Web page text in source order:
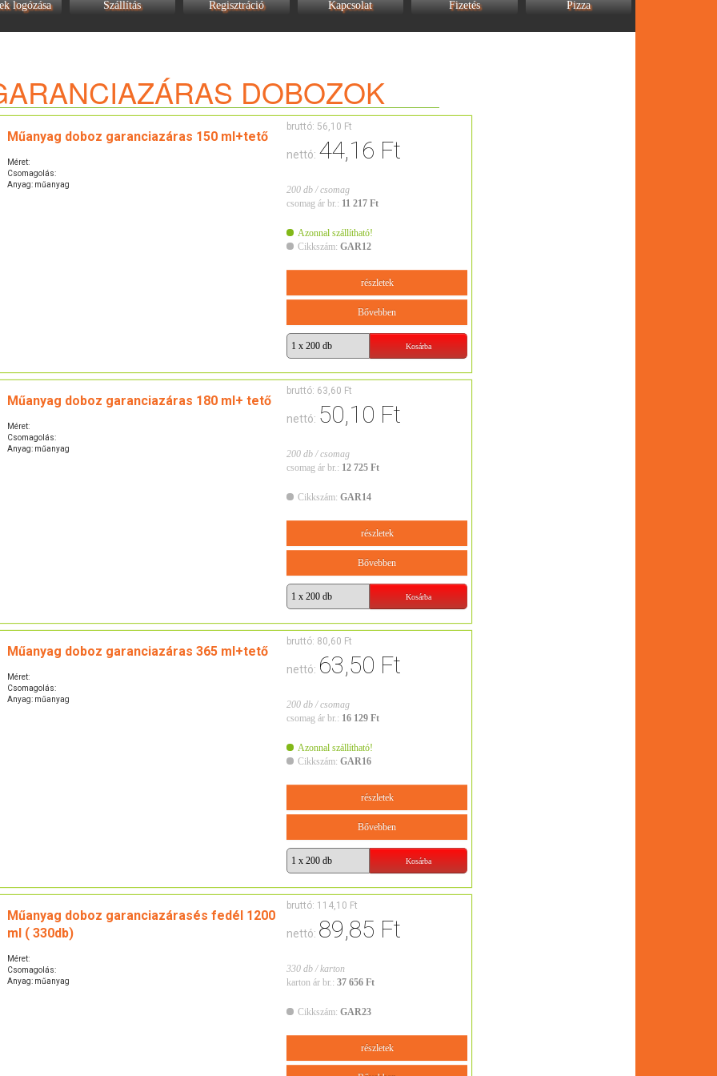
logózása Szállítás Regisztráció Kapcsolat Fizetés Pizza
DOBOZOK
Műanyag doboz garanciazáras 150 ml+tető
Méret:
Csomagolás:
Anyag: műanyag
bruttó: 56,10 Ft
nettó: 44,16 Ft
200 db / csomag
csomag ár br.: 11 217 Ft
Azonnal szállítható!
Cikkszám: GAR12
részletek
Bővebben
Műanyag doboz garanciazáras 180 ml+ tető
Méret:
Csomagolás:
Anyag: műanyag
bruttó: 63,60 Ft
nettó: 50,10 Ft
200 db / csomag
csomag ár br.: 12 725 Ft
Cikkszám: GAR14
részletek
Bővebben
Műanyag doboz garanciazáras 365 ml+tető
Méret:
Csomagolás:
Anyag: műanyag
bruttó: 80,60 Ft
nettó: 63,50 Ft
200 db / csomag
csomag ár br.: 16 129 Ft
Azonnal szállítható!
Cikkszám: GAR16
részletek
Bővebben
Műanyag doboz garanciazárasés fedél 1200
ml ( 330db)
Méret:
Csomagolás:
Anyag: műanyag
bruttó: 114,10 Ft
nettó: 89,85 Ft
330 db / karton
karton ár br.: 37 656 Ft
Cikkszám: GAR23
részletek